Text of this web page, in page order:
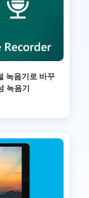
녹음기로 바꾸
녹음기